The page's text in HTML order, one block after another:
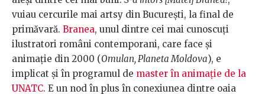
vuiau cercurile mai artsy din București, la final de
primăvară. Branea, unul dintre cei mai cunoscuți
ilustratori români contemporani, care face și
animație din 2000 (Omulan, Planeta Moldova), e
implicat și în programul de master în animație de la
UNATC. E un nod în plus în conexiunea dintre oaia